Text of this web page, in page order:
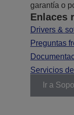
garantía o
Enlaces
Drivers &
Preguntas
Servicios
Ir a